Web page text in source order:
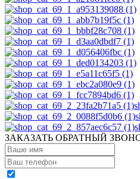
ЗАКАЗАТЬ ОБРАТНЫЙ